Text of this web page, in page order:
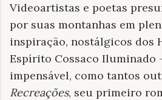
Videoartistas e poetas
por suas montanhas em
inspiração, nostálgicos dos
Espírito Cossaco Iluminado
impensável, como tantos
Recreações, seu primeiro